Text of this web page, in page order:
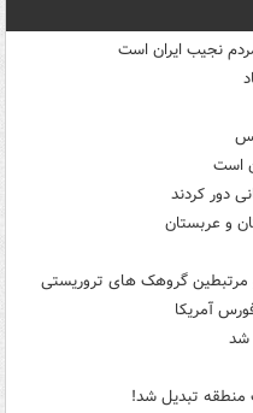
نجیب ایران است
است
دور کردند
و عربستان
آمریکا
منطقه تبدیل شد!